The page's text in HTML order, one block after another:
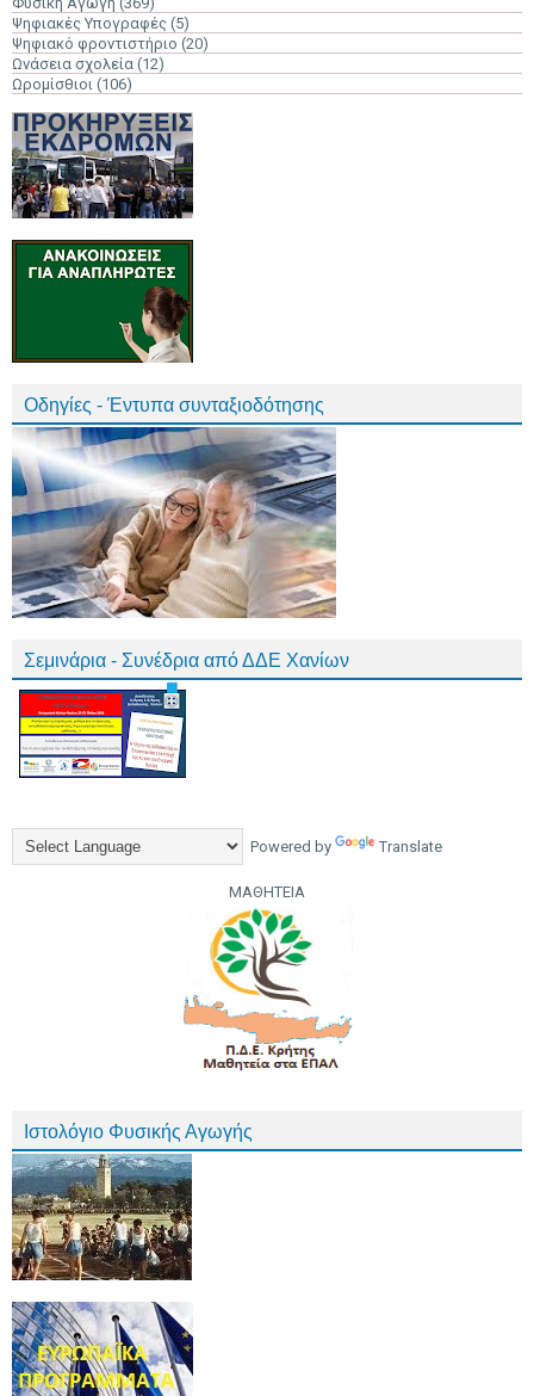
Ψηφιακές Υπογραφές (5)
Ψηφιακό φροντιστήριο (20)
Ωνάσεια σχολεία (12)
Ωρομίσθιοι (106)
Οδηγίες - Έντυπα συνταξιοδότησης
Σεμινάρια - Συνέδρια από ΔΔΕ Χανίων
Powered by Translate
ΜΑΘΗΤΕΙΑ
Ιστολόγιο Φυσικής Αγωγής